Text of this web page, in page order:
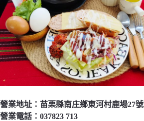
營業地址：苗栗縣南庄鄉東河村鹿場27號
營業電話：037823 713